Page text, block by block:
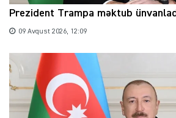
Prezident Trampa məktub
09 Avqust 2026, 12:09